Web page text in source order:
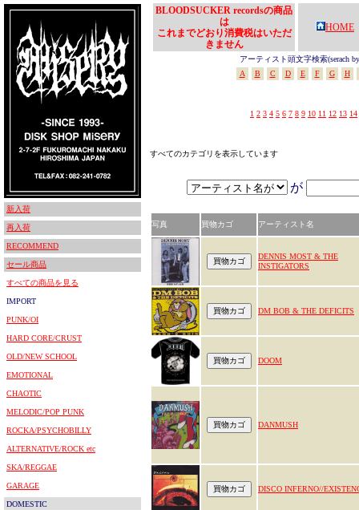
新入荷
再入荷
RECOMMEND
セール商品
すべての商品を見る
IMPORT
PUNK/OI
HARD CORE/CRUST
OLD/NEW SCHOOL
EMOTIONAL
CHAOTIC
MELODIC/POP PUNK
ROCKA/PSYCHOBILLY
ALTERNATIVE/ROCK etc
SKA/REGGAE
GARAGE
DOMESTIC
BLOODSUCKER recordsの商品
は
これまでどおり消費税はいただ
きません
HOME
アーティスト頭文字検索(serach
A
B C D E F G H
1 2 3 4 5 6 7 8 9 10 11 12 13 14
すべてのカテゴリを表示しています
が
写真 買物カゴ アーティスト名
DENNIS MOST & THE
INSTIGATORS
DM BOB & THE DEFICITS
DOOM
DANMUSH
DISCO INFERNO//